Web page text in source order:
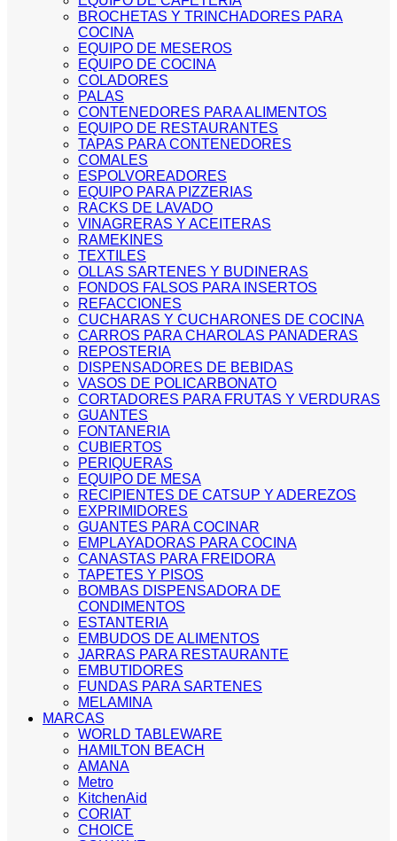
BROCHETAS Y TRINCHADORES PARA
COCINA
EQUIPO DE MESEROS
EQUIPO DE COCINA
COLADORES
PALAS
CONTENEDORES PARA ALIMENTOS
EQUIPO DE RESTAURANTES
TAPAS PARA CONTENEDORES
COMALES
ESPOLVOREADORES
EQUIPO PARA PIZZERIAS
RACKS DE LAVADO
VINAGRERAS Y ACEITERAS
RAMEKINES
TEXTILES
OLLAS SARTENES Y BUDINERAS
FONDOS FALSOS PARA INSERTOS
REFACCIONES
CUCHARAS Y CUCHARONES DE COCINA
CARROS PARA CHAROLAS PANADERAS
REPOSTERIA
DISPENSADORES DE BEBIDAS
VASOS DE POLICARBONATO
CORTADORES PARA FRUTAS Y VERDURAS
GUANTES
FONTANERIA
CUBIERTOS
PERIQUERAS
EQUIPO DE MESA
RECIPIENTES DE CATSUP Y ADEREZOS
EXPRIMIDORES
GUANTES PARA COCINAR
EMPLAYADORAS PARA COCINA
CANASTAS PARA FREIDORA
TAPETES Y PISOS
BOMBAS DISPENSADORA DE
CONDIMENTOS
ESTANTERIA
EMBUDOS DE ALIMENTOS
JARRAS PARA RESTAURANTE
EMBUTIDORES
FUNDAS PARA SARTENES
MELAMINA
MARCAS
WORLD TABLEWARE
HAMILTON BEACH
AMANA
Metro
KitchenAid
CORIAT
CHOICE